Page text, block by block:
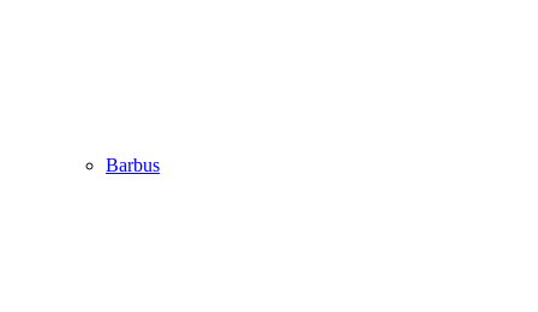
Barbus